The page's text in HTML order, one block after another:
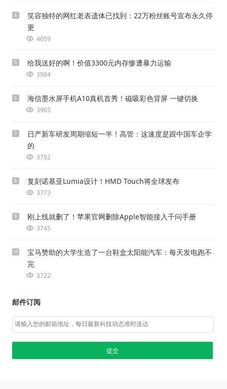
4
笑容独特的网红老表遗体已找到：22万粉丝账号宣布永久停
更
4059
5 给我送好的啊！价值3300元内存惨遭暴力运输
3984
6 海信墨水屏手机A10真机首秀！磁吸彩色背屏 一键切换
3965
7
日产新车研发周期缩短一半！高管：这速度是跟中国车企学
的
3792
8 复刻诺基亚Lumia设计！HMD Touch将全球发布
3773
9 刚上线就删了！苹果官网删除Apple智能接入千问手册
3745
10
宝马赞助的大学生造了一台鞋盒太阳能汽车：每天发电跑不
完
3722
邮件订阅